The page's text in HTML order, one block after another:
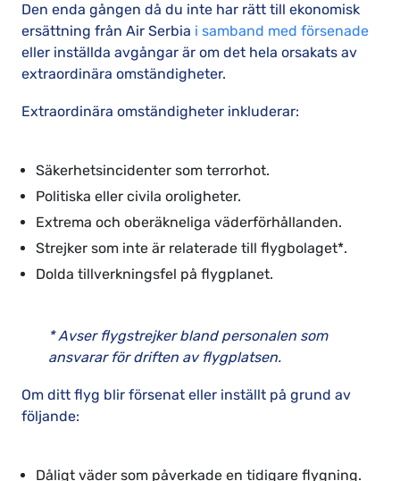
Den enda gången då du inte har rätt till ekonomisk
ersättning från Air Serbia i samband med försenade
eller inställda avgångar är om det hela orsakats av
extraordinära omständigheter.
Extraordinära omständigheter inkluderar:
Säkerhetsincidenter som terrorhot.
Politiska eller civila oroligheter.
Extrema och oberäkneliga väderförhållanden.
Strejker som inte är relaterade till flygbolaget*.
Dolda tillverkningsfel på flygplanet.
* Avser flygstrejker bland personalen som
ansvarar för driften av flygplatsen.
Om ditt flyg blir försenat eller inställt på grund av
följande:
Dåligt väder som påverkade en tidigare flygning.